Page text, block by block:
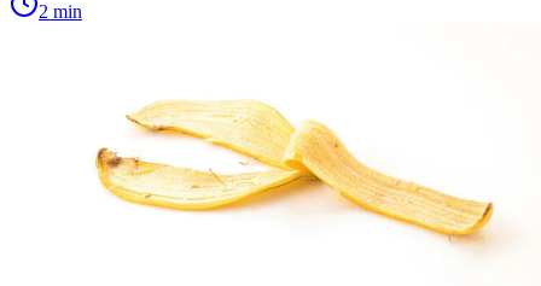
2 min